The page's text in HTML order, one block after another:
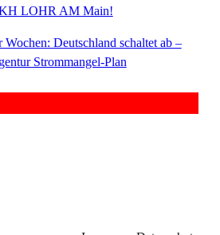
LOHR AM Main!
Deutschland schaltet ab –
Strommangel-Plan